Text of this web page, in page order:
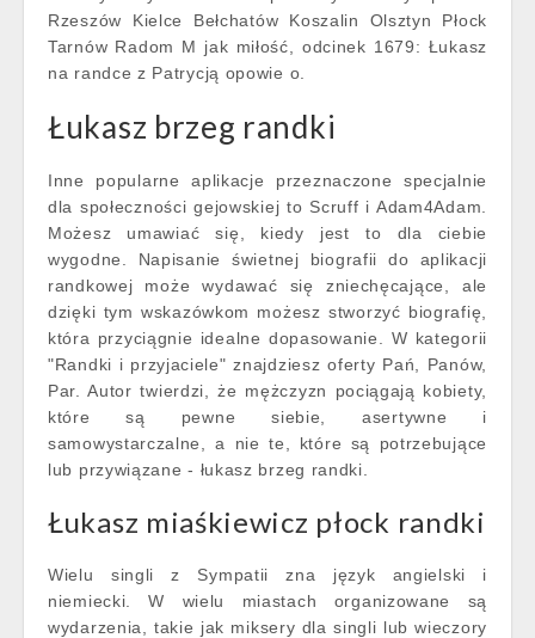
Rzeszów Kielce Bełchatów Koszalin Olsztyn Płock
Tarnów Radom M jak miłość, odcinek 1679: Łukasz
na randce z Patrycją opowie o.
Łukasz brzeg randki
Inne popularne aplikacje przeznaczone specjalnie
dla społeczności gejowskiej to Scruff i Adam4Adam.
Możesz umawiać się, kiedy jest to dla ciebie
wygodne. Napisanie świetnej biografii do aplikacji
randkowej może wydawać się zniechęcające, ale
dzięki tym wskazówkom możesz stworzyć biografię,
która przyciągnie idealne dopasowanie. W kategorii
"Randki i przyjaciele" znajdziesz oferty Pań, Panów,
Par. Autor twierdzi, że mężczyzn pociągają kobiety,
które są pewne siebie, asertywne i
samowystarczalne, a nie te, które są potrzebujące
lub przywiązane - łukasz brzeg randki.
Łukasz miaśkiewicz płock randki
Wielu singli z Sympatii zna język angielski i
niemiecki. W wielu miastach organizowane są
wydarzenia, takie jak miksery dla singli lub wieczory